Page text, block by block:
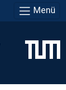
Menü